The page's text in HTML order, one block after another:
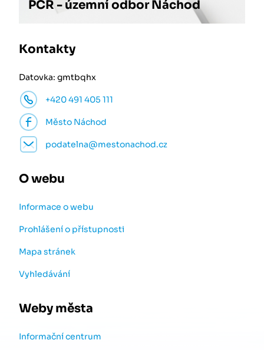
PČR - územní odbor Náchod
Kontakty
Datovka: gmtbqhx
+420 491 405 111
Město Náchod
podatelna@mestonachod.cz
O webu
Informace o webu
Prohlášení o přístupnosti
Mapa stránek
Vyhledávání
Weby města
Informační centrum